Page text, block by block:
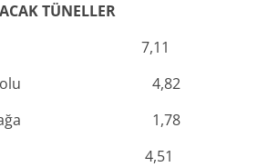
TÜNELLER
Armutlu 7,11
Yolu 4,82
– Ayazağa 1,78
4,51